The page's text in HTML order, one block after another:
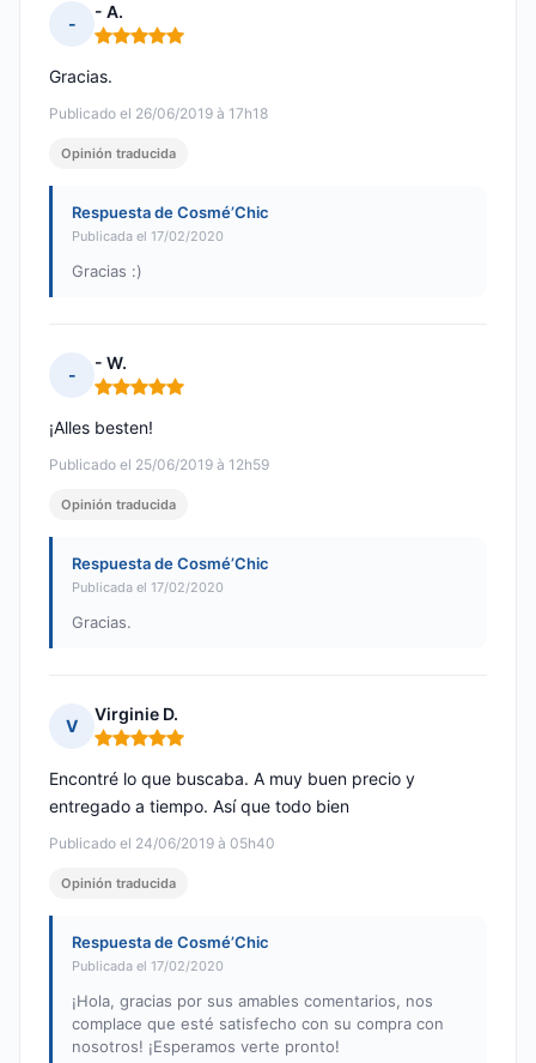
-
- A.
Nota: 5 de 5
Publicado el 26/06/2019 à 17h18
Gracias.
Opinión traducida
Respuesta de Cosmé’Chic
Publicada el 17/02/2020
Gracias :)
-
- W.
Nota: 5 de 5
Publicado el 25/06/2019 à 12h59
¡Alles besten!
Opinión traducida
Respuesta de Cosmé’Chic
Publicada el 17/02/2020
Gracias.
V
Virginie D.
Nota: 5 de 5
Publicado el 24/06/2019 à 05h40
Encontré lo que buscaba. A muy buen precio y
entregado a tiempo. Así que todo bien
Opinión traducida
Respuesta de Cosmé’Chic
Publicada el 17/02/2020
¡Hola, gracias por sus amables comentarios, nos
complace que esté satisfecho con su compra con
nosotros! ¡Esperamos verte pronto!